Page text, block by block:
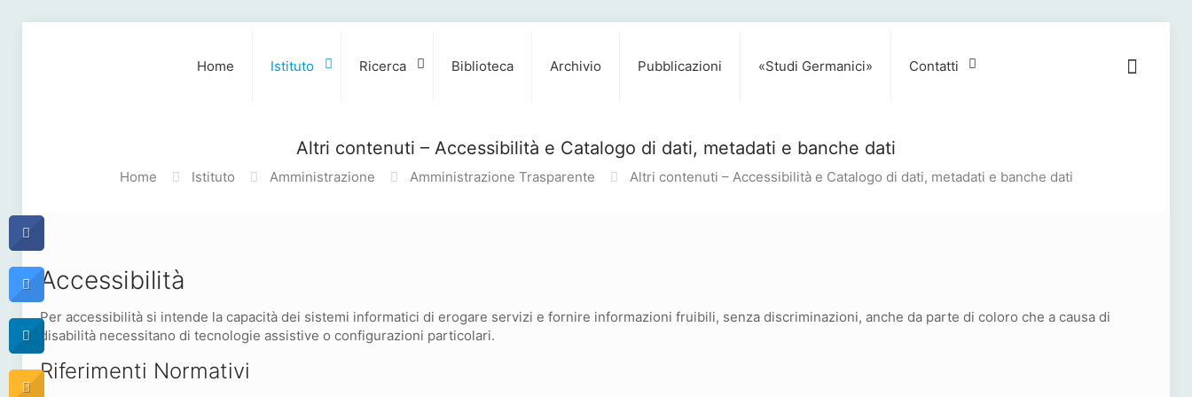
Home Istituto Ricerca Biblioteca Archivio Pubblicazioni «Studi Germanici» Contatti
Altri contenuti – Accessibilità e Catalogo di dati, metadati e banche dati
Home Istituto Amministrazione Amministrazione Trasparente Altri contenuti – Accessibilità e Catalogo di dati, metadati e banche dati
Accessibilità
Per accessibilità si intende la capacità dei sistemi informatici di erogare servizi e fornire informazioni fruibili, senza discriminazioni, anche da parte di coloro che a causa di
disabilità necessitano di tecnologie assistive o configurazioni particolari.
Riferimenti Normativi